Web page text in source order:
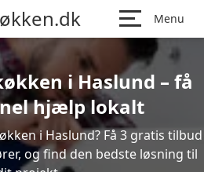
Menu
i Haslund – få
hjælp lokalt
i Haslund? Få 3 gratis tilbud
og find den bedste løsning til